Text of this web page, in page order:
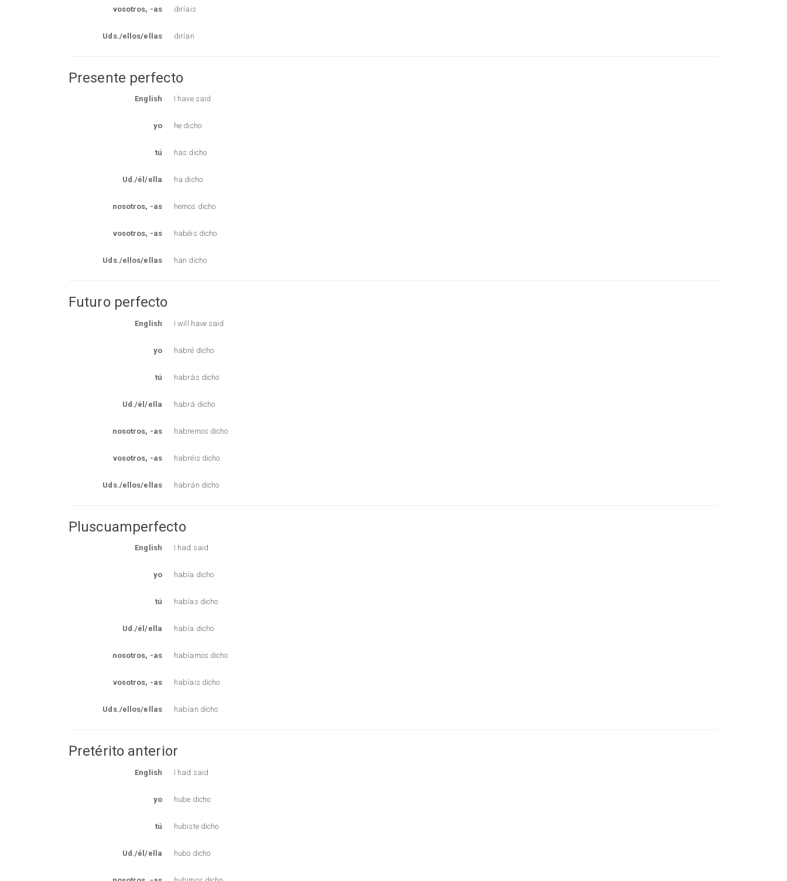
vosotros, -as diríais
Uds./ellos/ellas dirían
Presente perfecto
English I have said
yo he dicho
tú has dicho
Ud./él/ella ha dicho
nosotros, -as hemos dicho
vosotros, -as habéis dicho
Uds./ellos/ellas han dicho
Futuro perfecto
English I will have said
yo habré dicho
tú habrás dicho
Ud./él/ella habrá dicho
nosotros, -as habremos dicho
vosotros, -as habréis dicho
Uds./ellos/ellas habrán dicho
Pluscuamperfecto
English I had said
yo había dicho
tú habías dicho
Ud./él/ella había dicho
nosotros, -as habíamos dicho
vosotros, -as habíais dicho
Uds./ellos/ellas habían dicho
Pretérito anterior
English I had said
yo hube dicho
tú hubiste dicho
Ud./él/ella hubo dicho